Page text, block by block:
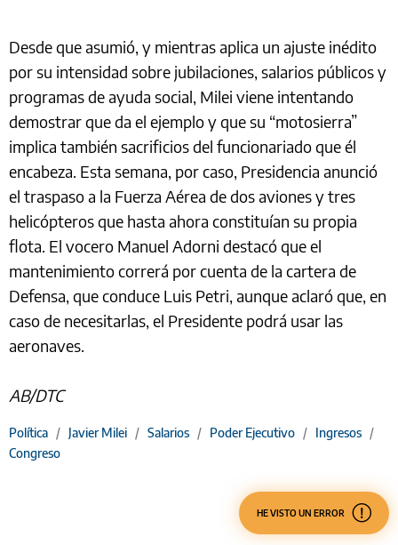
Desde que asumió, y mientras aplica un ajuste inédito
por su intensidad sobre jubilaciones, salarios públicos y
programas de ayuda social, Milei viene intentando
demostrar que da el ejemplo y que su “motosierra”
implica también sacrificios del funcionariado que él
encabeza. Esta semana, por caso, Presidencia anunció
el traspaso a la Fuerza Aérea de dos aviones y tres
helicópteros que hasta ahora constituían su propia
flota. El vocero Manuel Adorni destacó que el
mantenimiento correrá por cuenta de la cartera de
Defensa, que conduce Luis Petri, aunque aclaró que, en
caso de necesitarlas, el Presidente podrá usar las
aeronaves.
AB/DTC
Política / Javier Milei / Salarios / Poder Ejecutivo / Ingresos /
Congreso
HE VISTO UN ERROR